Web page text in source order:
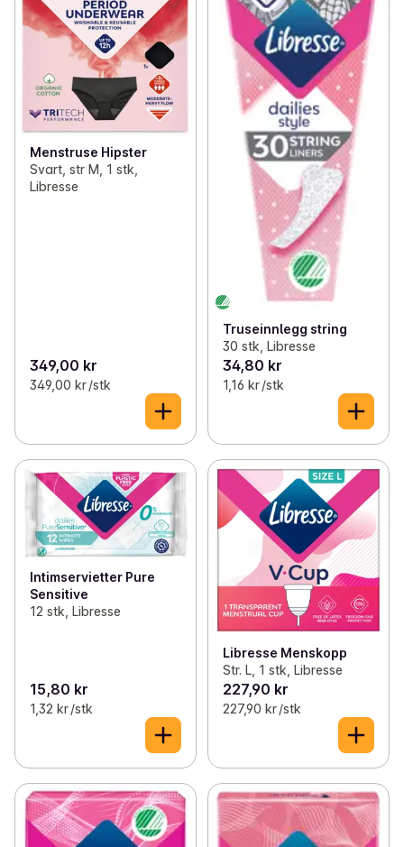
Menstruse Hipster
Svart, str M, 1 stk,
Libresse
349,00 kr
349,00 kr /stk
Truseinnlegg string
30 stk, Libresse
34,80 kr
1,16 kr /stk
Intimservietter Pure
Sensitive
12 stk, Libresse
15,80 kr
1,32 kr /stk
Libresse Menskopp
Str. L, 1 stk, Libresse
227,90 kr
227,90 kr /stk